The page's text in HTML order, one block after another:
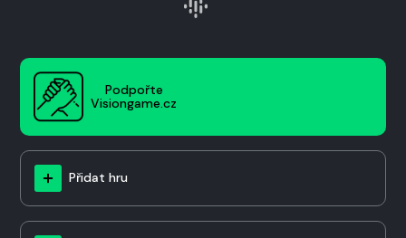
Podpořte
Visiongame.cz
Přidat hru